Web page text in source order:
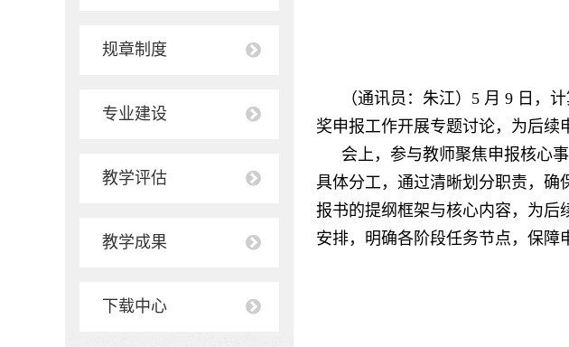
规章制度
专业建设
教学评估
教学成果
下载中心
（通讯员：朱江） 5 月 9 日，
奖申报工作开展专题讨论，为后续
会上，参与教师聚焦申报核心
具体分工，通过清晰划分职责，确
报书的提纲框架与核心内容，为后
安排，明确各阶段任务节点，保障